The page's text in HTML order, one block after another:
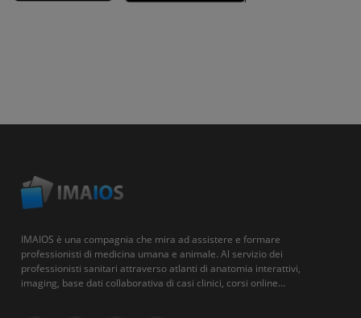
IMAIOS è una compagnia che mira ad assistere e formare
professionisti di medicina umana e animale. Al servizio dei
professionisti sanitari attraverso atlanti di anatomia interattivi,
imaging, base dati collaborativa di casi clinici, corsi online...